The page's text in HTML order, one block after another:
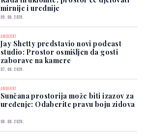
mirnije i urednije
09. 08. 2026.
AMBIJENT
Jay Shetty predstavio novi podcast
studio: Prostor osmišljen da gosti
zaborave na kamere
07. 08. 2026.
AMBIJENT
Sunčana prostorija može biti izazov za
uređenje: Odaberite pravu boju zidova
06. 08. 2026.